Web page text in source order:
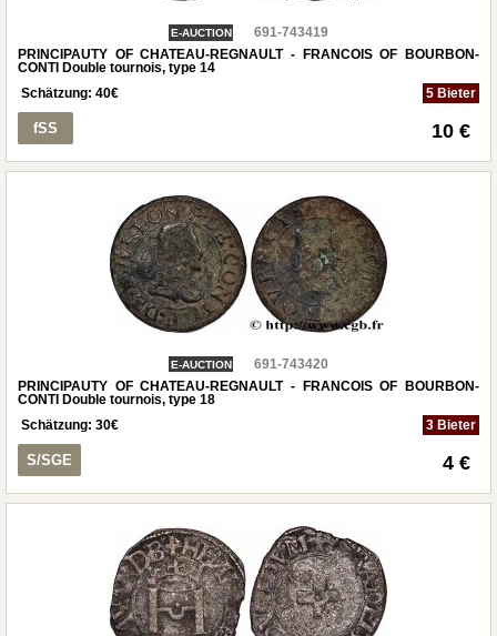
E-AUCTION
691-743419
PRINCIPAUTY OF CHATEAU-REGNAULT - FRANCOIS OF BOURBON-
CONTI Double tournois, type 14
Schätzung: 40€ 5 Bieter
fSS 10 €
E-AUCTION
691-743420
PRINCIPAUTY OF CHATEAU-REGNAULT - FRANCOIS OF BOURBON-
CONTI Double tournois, type 18
Schätzung: 30€ 3 Bieter
S/SGE 4 €